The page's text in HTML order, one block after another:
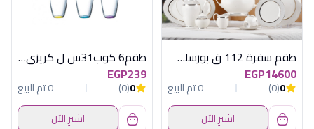
طقم سفرة 112 ق بورسلين بروكسيل فضى
EGP14600
0
(0)
0 تم البيع
اشترِ الآن
طقم6 كوب31س ل كريزى كلر لومينارك فرنساوى
EGP239
0
(0)
0 تم البيع
اشترِ الآن